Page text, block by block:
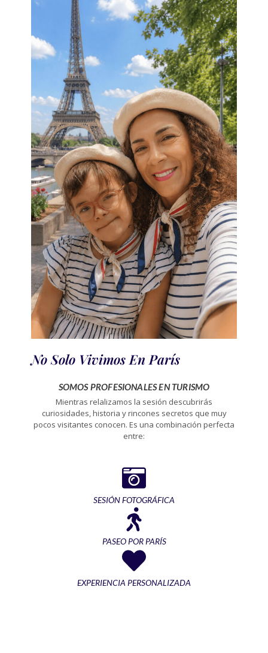
No Solo Vivimos En París
SOMOS PROFESIONALES EN TURISMO
Mientras relalizamos la sesión descubrirás
curiosidades, historia y rincones secretos que muy
pocos visitantes conocen. Es una combinación perfecta
entre:
SESIÓN FOTOGRÁFICA
PASEO POR PARÍS
EXPERIENCIA PERSONALIZADA